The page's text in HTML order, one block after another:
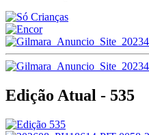
Edição Atual - 535